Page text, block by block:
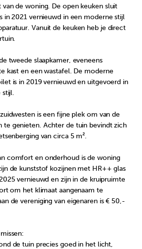
de woning. De open keuken sluit
in 2021 vernieuwd in een moderne stijl
Vanuit de keuken heb je direct
tweede slaapkamer, eveneens
kast en een wastafel. De moderne
is in 2019 vernieuwd en uitgevoerd in
stijl.
is een fijne plek om van de
te genieten. Achter de tuin bevindt zich
van circa 5 m².
comfort en onderhoud is de woning
de kunststof kozijnen met HR++ glas
vernieuwd en zijn in de kruipruimte
om het klimaat aangenaam te
de vereniging van eigenaren is € 50,-
de tuin precies goed in het licht,